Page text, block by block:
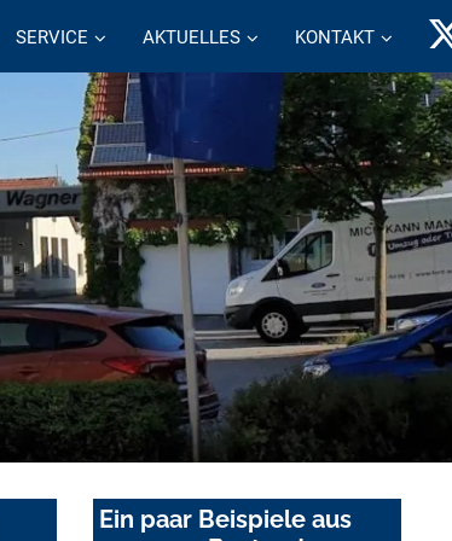
SERVICE AKTUELLES KONTAKT
Ein paar Beispiele aus